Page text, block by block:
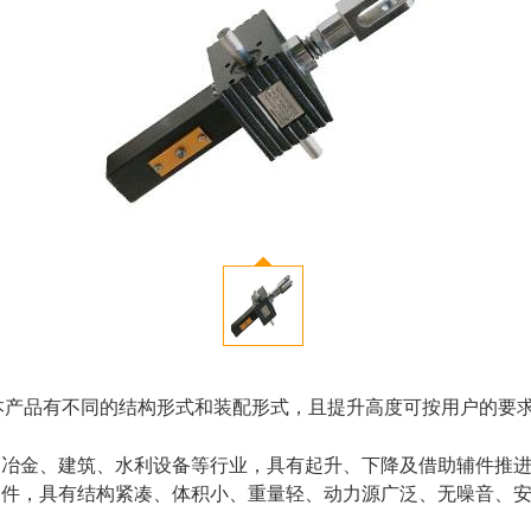
品有不同的结构形式和装配形式，且提升高度可按用户的
金、建筑、水利设备等行业，具有起升、下降及借助辅件推
，具有结构紧凑、体积小、重量轻、动力源广泛、无噪音、